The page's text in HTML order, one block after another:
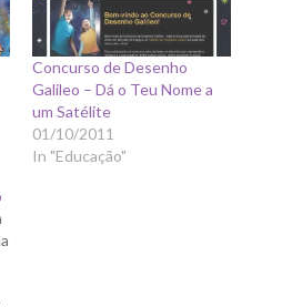
Concurso de Desenho
Galileo – Dá o Teu Nome a
um Satélite
01/10/2011
In "Educação"